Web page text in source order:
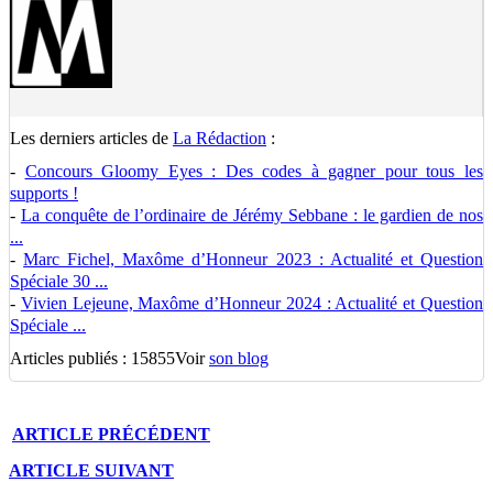
Les derniers articles de La Rédaction :
- Concours Gloomy Eyes : Des codes à gagner pour tous les
supports !
- La conquête de l’ordinaire de Jérémy Sebbane : le gardien de nos
...
-Marc Fichel, Maxôme d’Honneur 2023 : Actualité et Question
Spéciale 30 ...
- Vivien Lejeune, Maxôme d’Honneur 2024 : Actualité et Question
Spéciale ...
Articles publiés : 15855Voirson blog
ARTICLE PRÉCÉDENT
ARTICLE SUIVANT